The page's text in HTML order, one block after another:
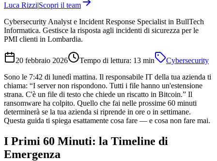
Luca Rizzi|Scopri il team
Cybersecurity Analyst e Incident Response Specialist in BullTech
Informatica. Gestisce la risposta agli incidenti di sicurezza per le
PMI clienti in Lombardia.
20 febbraio 2026 Tempo di lettura: 13 min
Cybersecurity
Sono le 7:42 di lunedì mattina. Il responsabile IT della tua azienda ti
chiama: “I server non rispondono. Tutti i file hanno un'estensione
strana. C'è un file di testo che chiede un riscatto in Bitcoin.” Il
ransomware ha colpito. Quello che fai nelle prossime 60 minuti
determinerà se la tua azienda si riprende in ore o in settimane.
Questa guida ti spiega esattamente cosa fare — e cosa non fare mai.
I Primi 60 Minuti: la Timeline di
Emergenza